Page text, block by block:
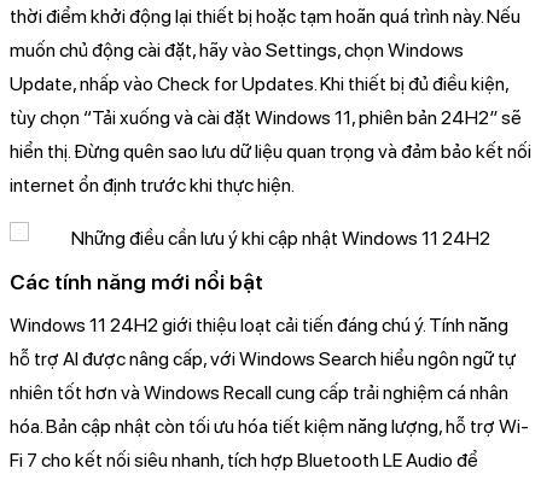
thời điểm khởi động lại thiết bị hoặc tạm hoãn quá trình này. Nếu
muốn chủ động cài đặt, hãy vào Settings, chọn Windows
Update, nhấp vào Check for Updates. Khi thiết bị đủ điều kiện,
tùy chọn “Tải xuống và cài đặt Windows 11, phiên bản 24H2” sẽ
hiển thị. Đừng quên sao lưu dữ liệu quan trọng và đảm bảo kết nối
internet ổn định trước khi thực hiện.
Các tính năng mới nổi bật
Windows 11 24H2 giới thiệu loạt cải tiến đáng chú ý. Tính năng
hỗ trợ AI được nâng cấp, với Windows Search hiểu ngôn ngữ tự
nhiên tốt hơn và Windows Recall cung cấp trải nghiệm cá nhân
hóa. Bản cập nhật còn tối ưu hóa tiết kiệm năng lượng, hỗ trợ Wi-
Fi 7 cho kết nối siêu nhanh, tích hợp Bluetooth LE Audio để